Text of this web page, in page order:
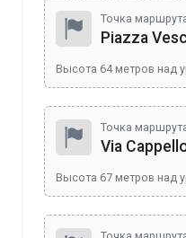
Точка
Piazza
Высота 64метров над
Точка
Via
Высота 67 метров над